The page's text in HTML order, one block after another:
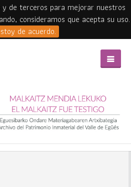
y de terceros para mejorar nuestros
consideramos que acepta su uso.
de acuerdo.